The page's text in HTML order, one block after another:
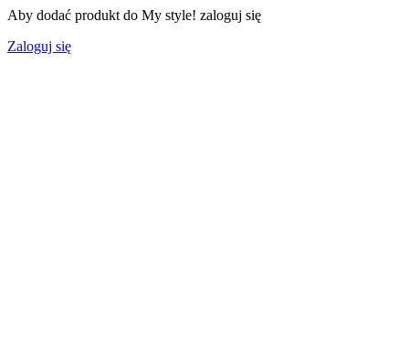
Aby dodać produkt do My style! zaloguj się
Zaloguj się